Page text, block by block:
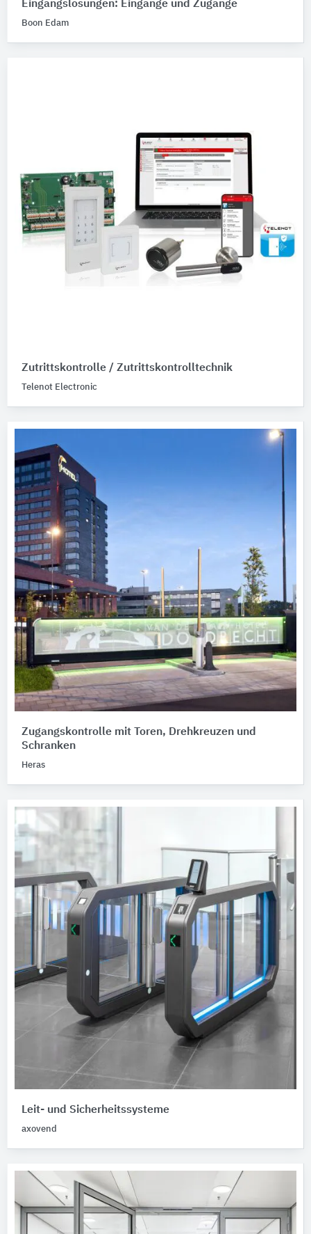
Eingangslösungen: Eingänge und Zugänge
Boon Edam
Zutrittskontrolle / Zutrittskontrolltechnik
Telenot Electronic
Zugangskontrolle mit Toren, Drehkreuzen und
Schranken
Heras
Leit- und Sicherheitssysteme
axovend